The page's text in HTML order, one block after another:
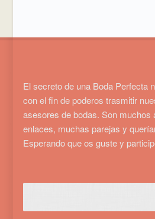
El secreto de una Boda Perfecta
con el fin de poderos trasmitir
asesores de bodas. Son muchos
enlaces, muchas parejas y
Esperando que os guste y